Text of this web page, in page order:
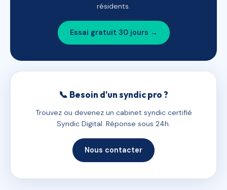
résidents.
Essai gratuit 30 jours →
📞 Besoin d'un syndic pro ?
Trouvez ou devenez un cabinet syndic certifié
Syndic Digital. Réponse sous 24h.
Nous contacter